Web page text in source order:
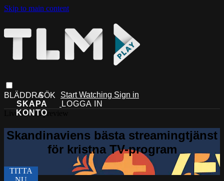
Skip to main content
Start Watching Sign in
Live stream preview